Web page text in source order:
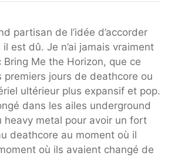
partisan de l’idée d’accorder
est dû. Je n’ai jamais vraiment
Bring Me the Horizon, que ce
premiers jours de deathcore ou
ultérieur plus expansif et pop.
dans les ailes underground
heavy metal pour avoir un fort
deathcore au moment où il
où ils avaient changé de